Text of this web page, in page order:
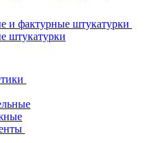
и фактурные штукатурки
штукатурки